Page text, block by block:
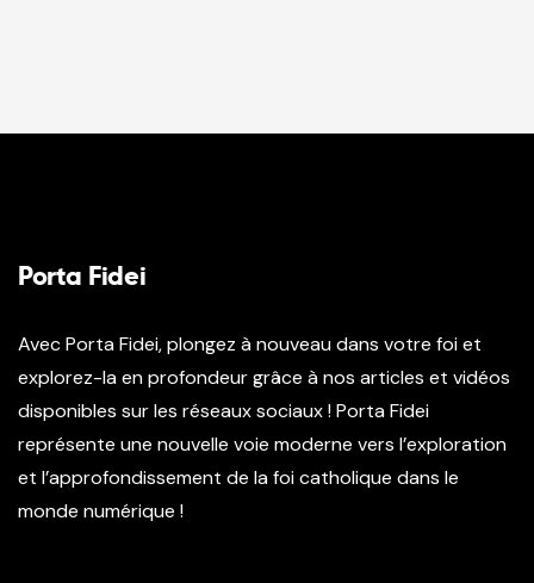
Porta Fidei
Avec Porta Fidei, plongez à nouveau dans votre foi et
explorez-la en profondeur grâce à nos articles et vidéos
disponibles sur les réseaux sociaux ! Porta Fidei
représente une nouvelle voie moderne vers l’exploration
et l’approfondissement de la foi catholique dans le
monde numérique !